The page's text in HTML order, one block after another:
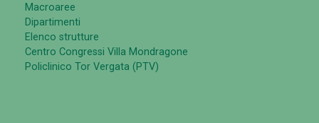
Macroaree
Dipartimenti
Elenco strutture
Centro Congressi Villa Mondragone
Policlinico Tor Vergata (PTV)